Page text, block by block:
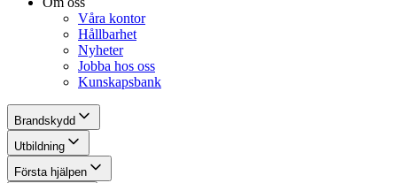
Våra kontor
Hållbarhet
Nyheter
Jobba hos oss
Kunskapsbank
Brandskydd
Utbildning
Första hjälpen